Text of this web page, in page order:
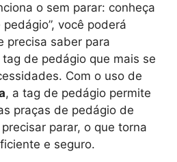
o sem parar: conheça
você poderá
precisa saber para
de pedágio que mais se
Com o uso de
, a tag de pedágio permite
praças de pedágio de
parar, o que torna
e seguro.